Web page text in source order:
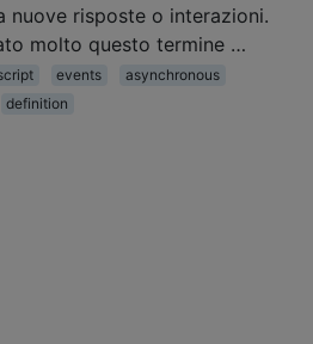
nuove risposte o interazioni.
molto questo termine …
events
asynchronous
definition